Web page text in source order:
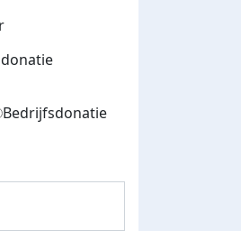
Bedrijfsdonatie